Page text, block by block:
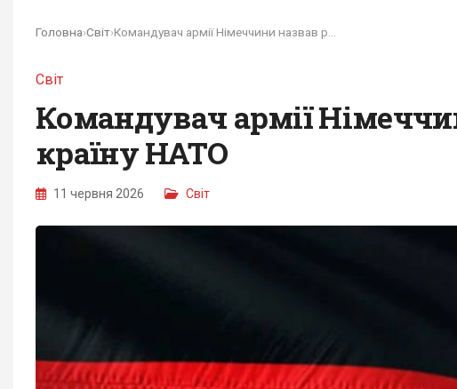
Головна›Світ›
Світ
Командувач армії
країну НАТО
11 червня 2026 Світ